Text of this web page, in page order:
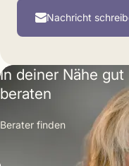
Nachricht
In deiner Nähe gut
beraten
Berater finden